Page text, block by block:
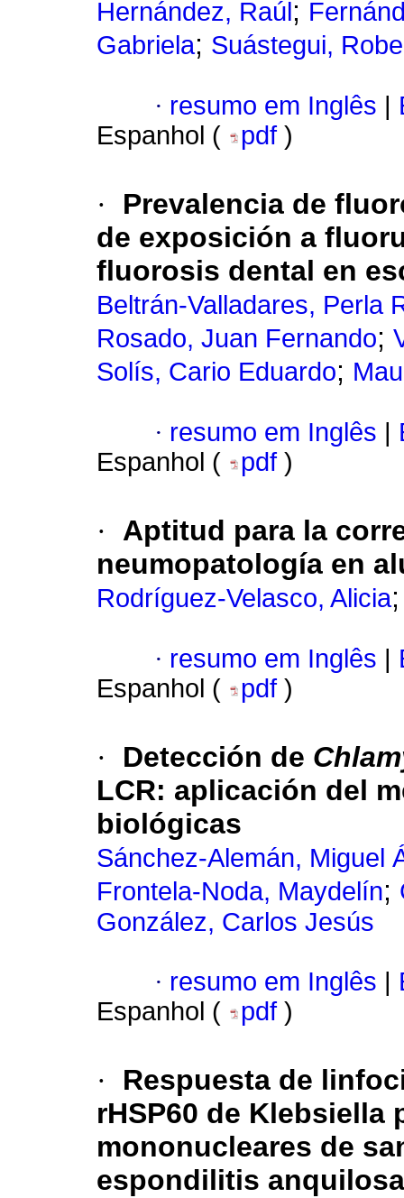
Hernández, Raúl ;
Gabriela; Suástegui,
· resumo em Inglês
Espanhol (
pdf )
·
Prevalencia de
de exposición a
fluorosis dental en
Beltrán-Valladares, Perla
Rosado, Juan Fernando;
Solís, Cario Eduardo;
· resumo em Inglês
Espanhol (
pdf )
·
Aptitud para la
neumopatología en
Rodríguez-Velasco, Alicia
· resumo em Inglês
Espanhol (
pdf )
· Detección de
LCR: aplicación del
biológicas
Sánchez-Alemán, Miguel
Frontela-Noda, Maydelín;
González, Carlos Jesús
· resumo em Inglês
Espanhol (
pdf )
·
Respuesta de
rHSP60 de Klebsiella
mononucleares de
espondilitis anquilosa